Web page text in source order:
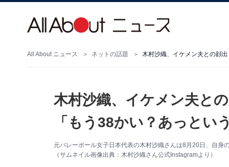
All About ニュース ネットの話題 木村沙織、イケメン夫との顔
木村沙織、イケメン夫と
「もう38かい？あっとい
元バレーボール女子日本代表の木村沙織さんは8月20日、自身
（サムネイル画像出典：木村沙織さん公式Instagramより）